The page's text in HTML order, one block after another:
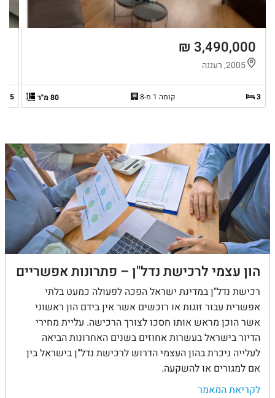
3,490,000 ₪
3 קומה 1 מ-8 80 מ"ר 5
הון עצמי לרכישת נדל"ן – פתרונות אפשריים
רכישת נדל"ן במדינת ישראל הפכה לפעולה כמעט בלתי
אפשרית עבור זוגות או רוכשים אשר אין בידם הון ראשוני
אשר הוכן מראש אותו חסכו לצורך הרכישה. עליית מחירי
הדיור בישראל בעשרות אחוזים בשנים האחרונות הביאה
לעלייה ניכרת בהון העצמי הדרוש לרכישת נדל"ן בישראל בין
אם למגורים או להשקעה.
לקריאת המאמר